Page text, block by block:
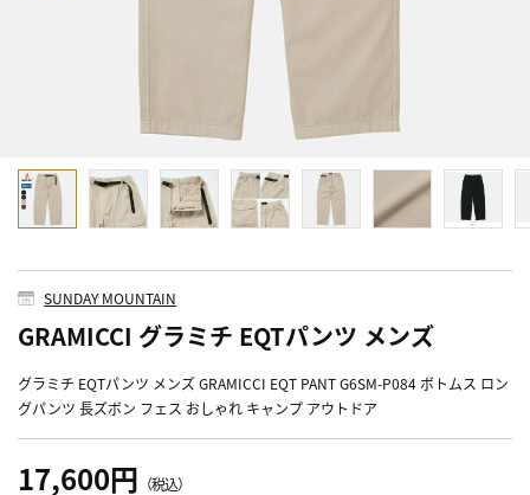
SUNDAY MOUNTAIN
GRAMICCI グラミチ EQTパンツ メンズ
グラミチ EQTパンツ メンズ GRAMICCI EQT PANT G6SM-P084 ボトムス ロン
グパンツ 長ズボン フェス おしゃれ キャンプ アウトドア
17,600円 （税込）